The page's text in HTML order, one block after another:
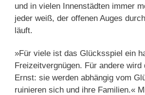
und in vielen Innenstädten immer
jeder weiß, der offenen Auges
läuft.
»Für viele ist das Glücksspiel ein
Freizeitvergnügen. Für andere wird
Ernst: sie werden abhängig vom
ruinieren sich und ihre Familien.«